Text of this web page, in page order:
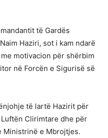
të Gardës
Haziri, sot i kam ndarë
motivacion për shërbim
në Forcën e Sigurisë së
të lartë Hazirit për
Clirimtare dhe për
Ministrinë e Mbrojtjes.